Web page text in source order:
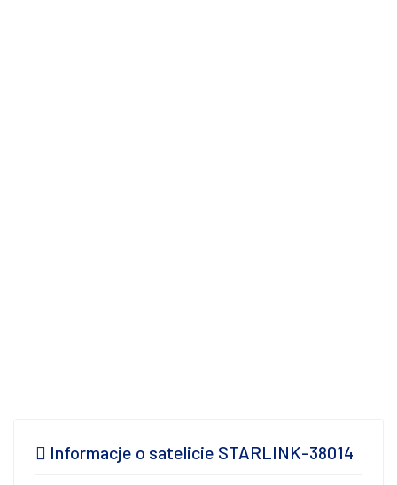
Informacje o satelicie STARLINK-38014